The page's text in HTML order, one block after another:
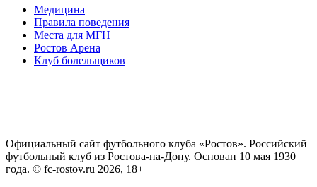
Медицина
Правила поведения
Места для МГН
Ростов Арена
Клуб болельщиков
Официальный сайт футбольного клуба «Ростов». Российский
футбольный клуб из Ростова-на-Дону. Основан 10 мая 1930
года. © fc-rostov.ru 2026, 18+